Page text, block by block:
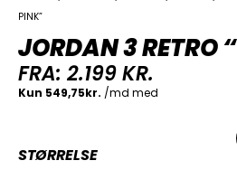
PINK”
JORDAN 3 RETRO
FRA: 2.199KR.
STØRRELSE